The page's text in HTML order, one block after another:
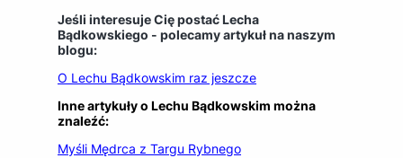
Jeśli interesuje Cię postać Lecha
Bądkowskiego - polecamy artykuł na naszym
blogu:
O Lechu Bądkowskim raz jeszcze
Inne artykuły o Lechu Bądkowskim można
znaleźć:
Myśli Mędrca z Targu Rybnego